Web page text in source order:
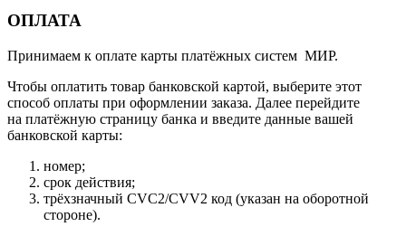
ОПЛАТА
Принимаем к оплате карты платёжных систем МИР.
Чтобы оплатить товар банковской картой, выберите этот
способ оплаты при оформлении заказа. Далее перейдите
на платёжную страницу банка и введите данные вашей
банковской карты:
номер;
срок действия;
трёхзначный CVC2/CVV2 код (указан на оборотной
стороне).